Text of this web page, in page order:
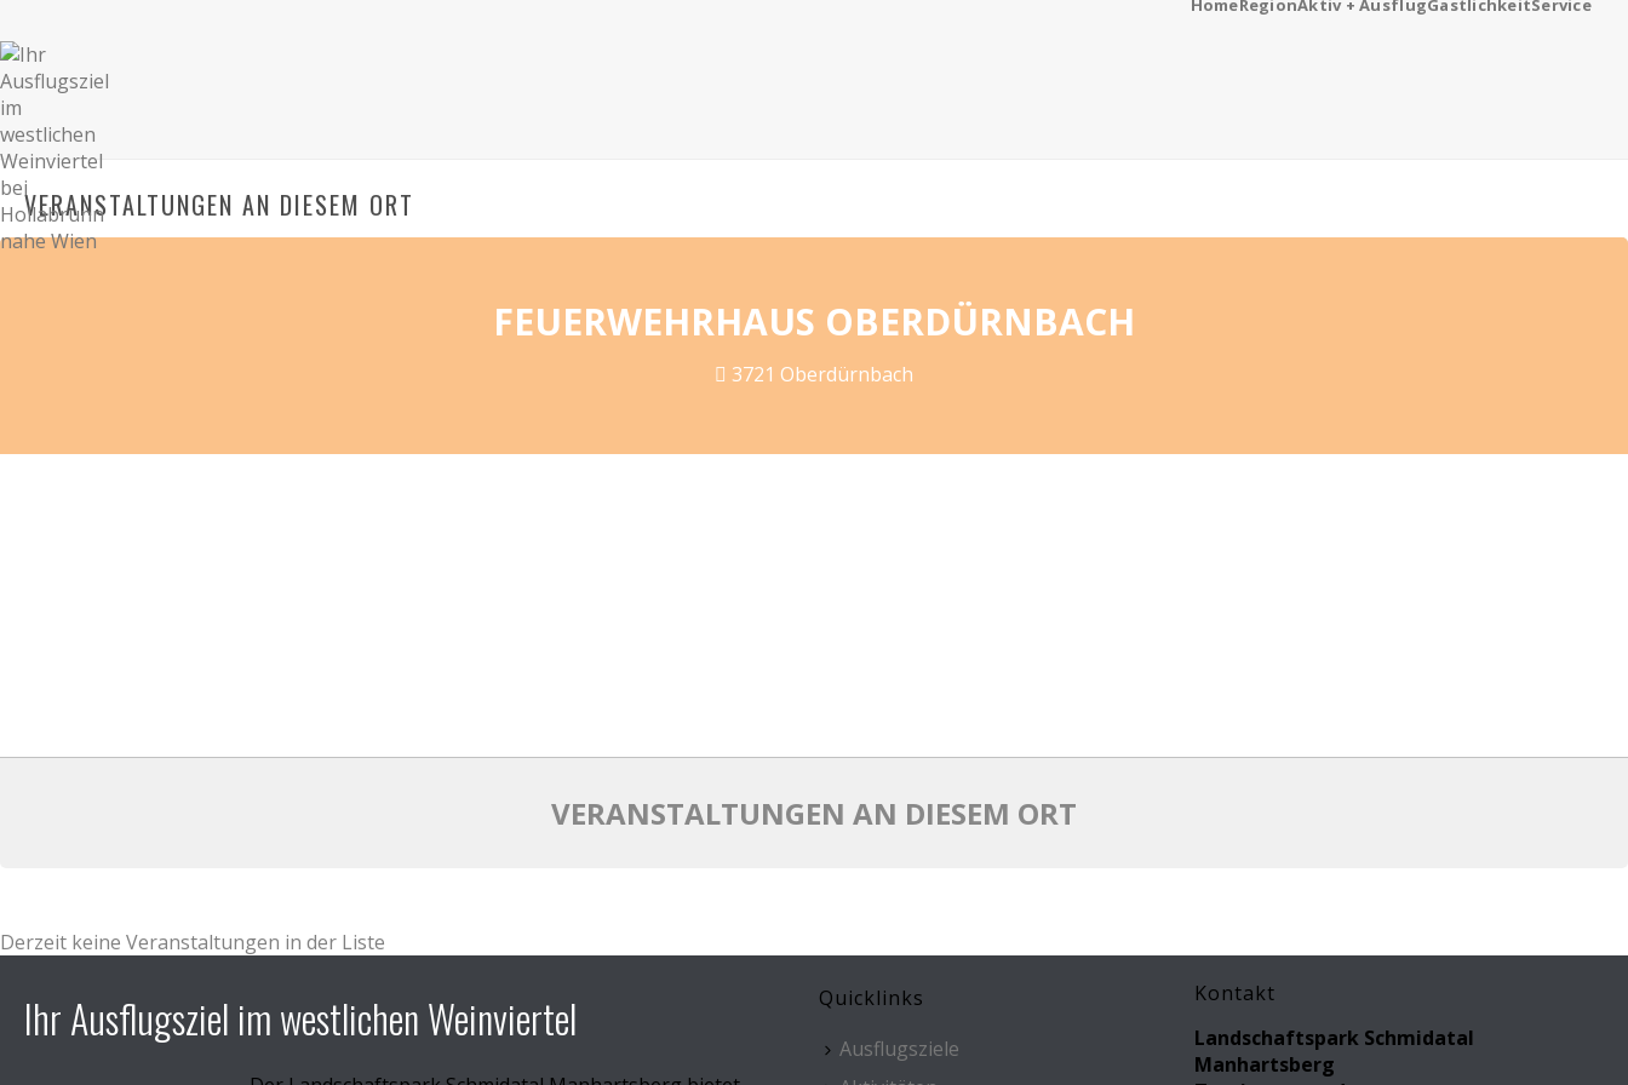
Home RegionAktiv + AusflugGastlichkeitService
VERANSTALTUNGEN AN DIESEM ORT
FEUERWEHRHAUS OBERDÜRNBACH
3721 Oberdürnbach
VERANSTALTUNGEN AN DIESEM ORT
Derzeit keine Veranstaltungen in der Liste
Ihr Ausflugsziel im westlichen Weinviertel
Quicklinks
Ausflugsziele
Kontakt
Landschaftspark Schmidatal
Manhartsberg